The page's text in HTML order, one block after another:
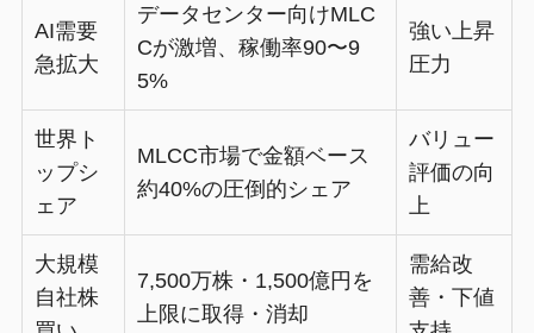
AI需要
急拡大
データセンター向けMLC
Cが激増、稼働率90〜9
5%
強い上昇
圧力
世界ト
ップシ
ェア
MLCC市場で金額ベース
約40%の圧倒的シェア
バリュー
評価の向
上
大規模
自社株
7,500万株・1,500億円を
上限に取得・消却
需給改
善・下値